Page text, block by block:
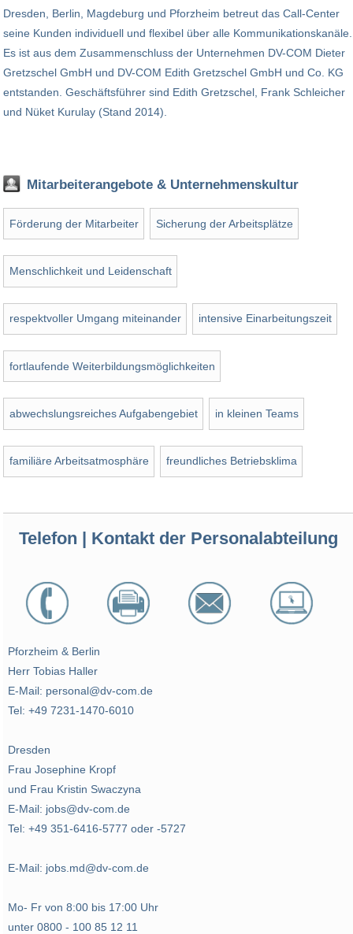
Dresden, Berlin, Magdeburg und Pforzheim betreut das Call-Center
seine Kunden individuell und flexibel über alle Kommunikationskanäle.
Es ist aus dem Zusammenschluss der Unternehmen DV-COM Dieter
Gretzschel GmbH und DV-COM Edith Gretzschel GmbH und Co. KG
entstanden. Geschäftsführer sind Edith Gretzschel, Frank Schleicher
und Nüket Kurulay (Stand 2014).
Mitarbeiterangebote & Unternehmenskultur
Förderung der Mitarbeiter Sicherung der Arbeitsplätze
Menschlichkeit und Leidenschaft
respektvoller Umgang miteinander intensive Einarbeitungszeit
fortlaufende Weiterbildungsmöglichkeiten
abwechslungsreiches Aufgabengebiet in kleinen Teams
familiäre Arbeitsatmosphäre freundliches Betriebsklima
Telefon | Kontakt der Personalabteilung
Pforzheim & Berlin
Herr Tobias Haller
E-Mail: personal@dv-com.de
Tel: +49 7231-1470-6010
Dresden
Frau Josephine Kropf
und Frau Kristin Swaczyna
E-Mail: jobs@dv-com.de
Tel: +49 351-6416-5777 oder -5727
E-Mail: jobs.md@dv-com.de
Mo- Fr von 8:00 bis 17:00 Uhr
unter 0800 - 100 85 12 11